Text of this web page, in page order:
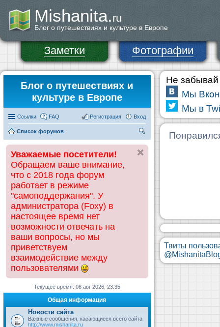
Mishanita.ru
Блог о путешествиях и культуре в Европе
Заметки Фотографии
Блог о путешествиях и
культуре в Европе
Ссылки FAQ Вход
Регистрация
Список форумов
ск
Уважаемые посетители!
Обращаем ваше внимание,
что с 2018 года форум
работает в режиме
"самоподдержания". У
администратора (Foxy) в
настоящее время нет
возможности отвечать на
ваши вопросы, но мы
приветствуем
взаимодействие между
пользователями
Текущее время: 08 авг 2026, 23:35
Общая информация
Новости сайта
Важные сообщения, касающиеся всего сайта
http://www.mishanita.ru
Не забывай
Мы
Мы в
Твиты